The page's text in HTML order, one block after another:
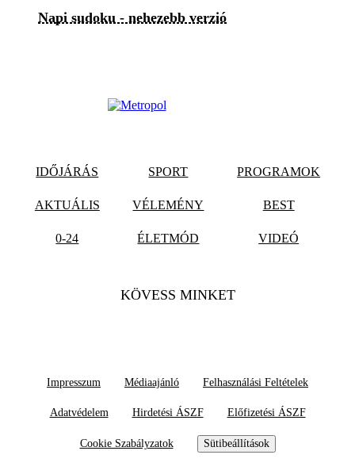
Napi sudoku - nehezebb verzió
IDŐJÁRÁS SPORT PROGRAMOK
AKTUÁLIS VÉLEMÉNY BEST
0-24 ÉLETMÓD VIDEÓ
KÖVESS MINKET
Impresszum Médiaajánló Felhasználási Feltételek
Adatvédelem Hirdetési ÁSZF Előfizetési ÁSZF
Cookie Szabályzatok Sütibeállítások